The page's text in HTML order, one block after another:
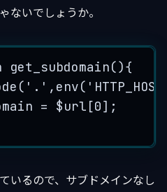
ないでしょうか。
get_subdomain(){
( ' . ' , env( ' HTTP_HOST
= $url [0];
いるので、サブドメインなし